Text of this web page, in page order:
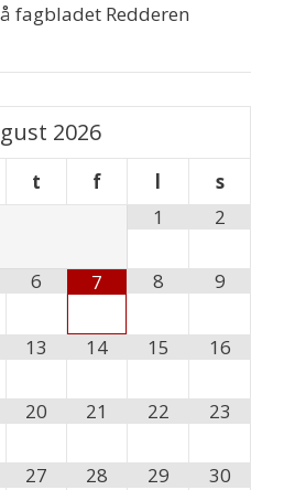
fagbladet Redderen
2026
t f l
s
1
2
6 7 8 9
13 14 15 16
20 21 22 23
27 28 29 30